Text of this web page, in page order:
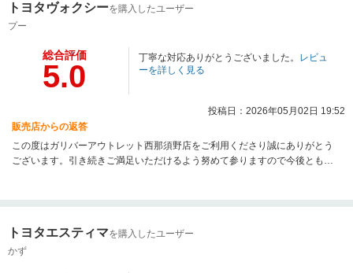
トヨタヴォクシーを購入したユーザー
プー
総合評価
5.0
丁寧な対応ありがとうございました。 レビュ
ーを詳しく見る
投稿日：2026年05月02日 19:52
販売店からの返答
この度はガリバーアウトレット西那須野店をご利用くださり誠にありがとう
ございます。引き続きご満足いただけるよう努めて参りますので今後とも宜
トヨタエスティマを購入したユーザー
かず